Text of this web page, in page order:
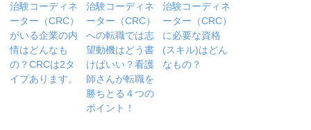
治験コーディネ
ーター（CRC）
がいる企業の内
情はどんなも
の？CRCは2タ
イプあります。
治験コーディネ
ーター（CRC）
への転職では志
望動機はどう書
けばいい？看護
師さんが転職を
勝ちとる４つの
ポイント！
治験コーディネ
ーター（CRC）
に必要な資格
(スキル)はどん
なもの？